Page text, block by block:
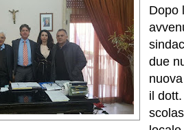
Dopo
due
il